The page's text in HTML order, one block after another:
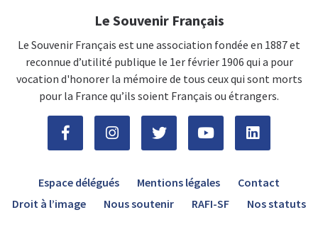
Le Souvenir Français
Le Souvenir Français est une association fondée en 1887 et
reconnue d’utilité publique le 1er février 1906 qui a pour
vocation d'honorer la mémoire de tous ceux qui sont morts
pour la France qu’ils soient Français ou étrangers.
Espace délégués Mentions légales
Contact
Droit à l’image
Nous soutenir RAFI-SF Nos statuts